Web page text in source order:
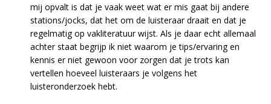
mij opvalt is dat je vaak weet wat er mis gaat bij andere
stations/jocks, dat het om de luisteraar draait en dat je
regelmatig op vakliteratuur wijst. Als je daar echt allemaal
achter staat begrijp ik niet waarom je tips/ervaring en
kennis er niet gewoon voor zorgen dat je trots kan
vertellen hoeveel luisteraars je volgens het
luisteronderzoek hebt.